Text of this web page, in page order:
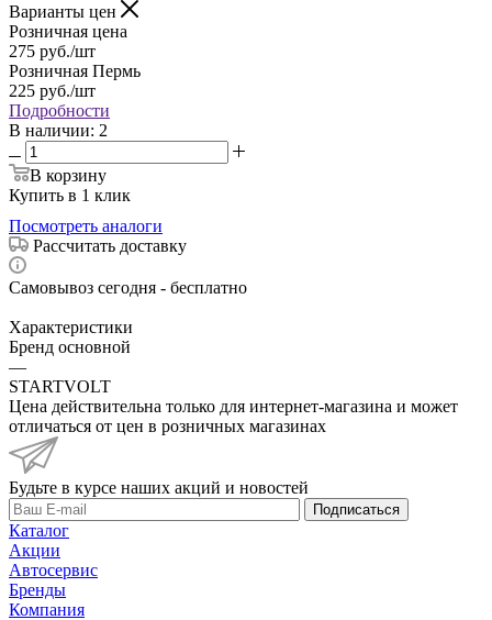
Варианты цен
Розничная цена
275 руб./шт
Розничная Пермь
225 руб./шт
Подробности
В наличии: 2
В корзину
Купить в 1 клик
Посмотреть аналоги
Рассчитать доставку
Самовывоз сегодня - бесплатно
Характеристики
Бренд основной
—
STARTVOLT
Цена действительна только для интернет-магазина и может
отличаться от цен в розничных магазинах
Будьте в курсе наших акций и новостей
Подписаться
Каталог
Акции
Автосервис
Бренды
Компания